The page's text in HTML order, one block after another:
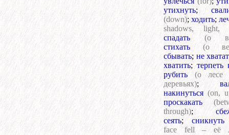
утихнуть;
(down); ходить;
shadows, light,
спадать
(о
стихать
(о
сбывать; не
хватить; терпеть
рубить
(о
деревьях);
накинуться (on,
проскакать
through);
сеять; сникнуть
face fell – её